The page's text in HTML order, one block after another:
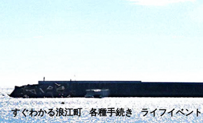
すぐわかる浪江町 各種手続き ライフイベント